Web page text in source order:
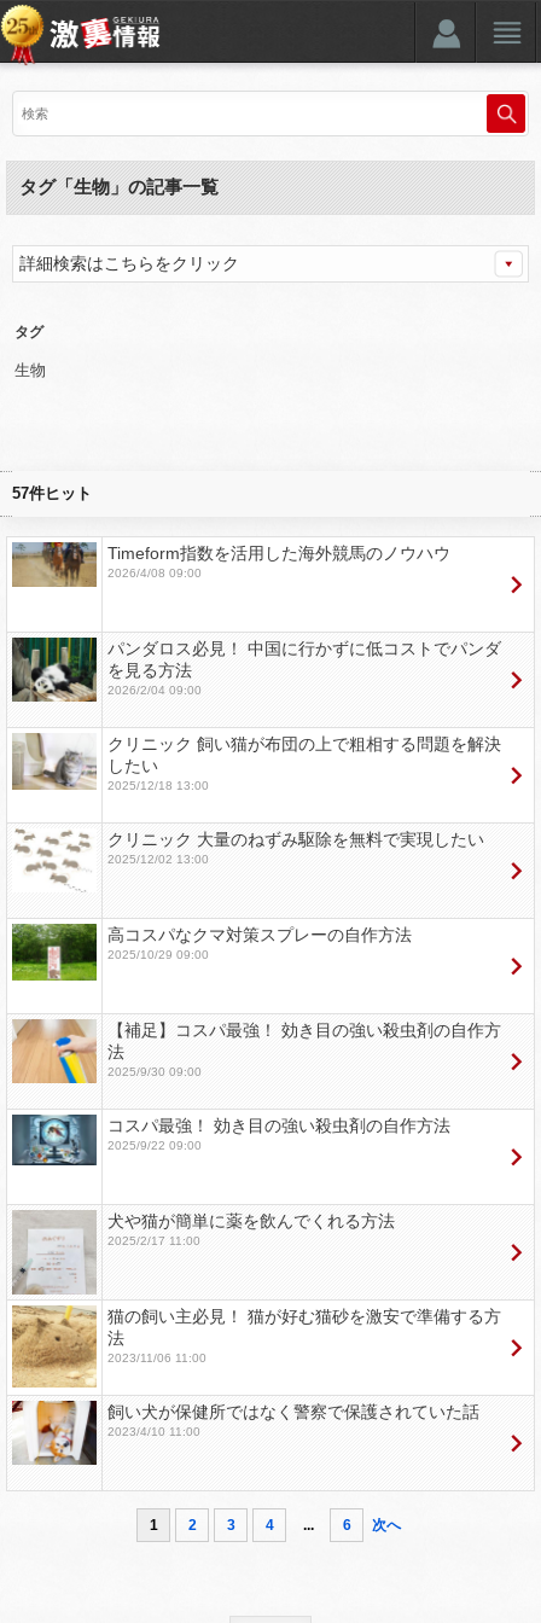
タグ「生物」の記事一覧
詳細検索はこちらをクリック
タグ
生物
57件ヒット
Timeform指数を活用した海外競馬のノウハウ
2026/4/08 09:00
パンダロス必見！ 中国に行かずに低コストでパンダ
を見る方法
2026/2/04 09:00
クリニック 飼い猫が布団の上で粗相する問題を解決
したい
2025/12/18 13:00
クリニック 大量のねずみ駆除を無料で実現したい
2025/12/02 13:00
高コスパなクマ対策スプレーの自作方法
2025/10/29 09:00
【補足】コスパ最強！ 効き目の強い殺虫剤の自作方
法
2025/9/30 09:00
コスパ最強！ 効き目の強い殺虫剤の自作方法
2025/9/22 09:00
犬や猫が簡単に薬を飲んでくれる方法
2025/2/17 11:00
猫の飼い主必見！ 猫が好む猫砂を激安で準備する方
法
2023/11/06 11:00
飼い犬が保健所ではなく警察で保護されていた話
2023/4/10 11:00
1 2 3 4 ... 6 次へ